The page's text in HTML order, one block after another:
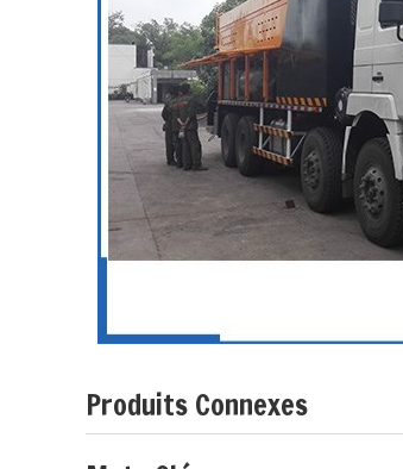
Produits Connexes